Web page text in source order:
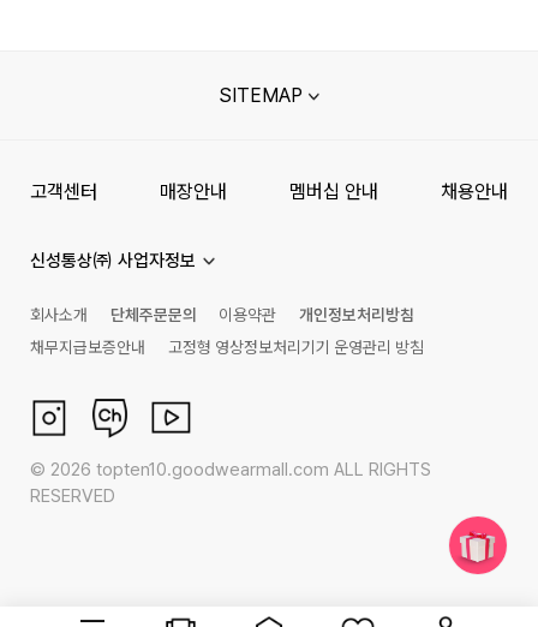
SITEMAP
고객센터 매장안내 멤버십 안내 채용안내
신성통상㈜ 사업자정보
회사소개 단체주문문의 이용약관
개인정보처리방침
채무지급보증안내
고정형 영상정보처리기기 운영관리 방침
© 2026 topten10.goodwearmall.com ALL RIGHTS
RESERVED